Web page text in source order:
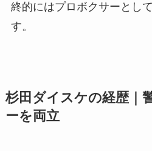
終的にはプロボクサーとし
す。
杉田ダイスケの経歴｜
ーを両立